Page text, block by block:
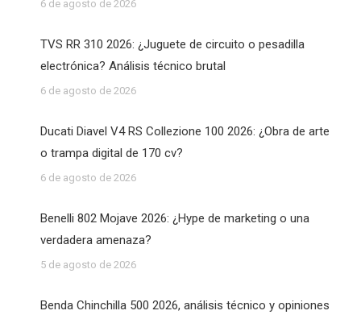
6 de agosto de 2026
TVS RR 310 2026: ¿Juguete de circuito o pesadilla
electrónica? Análisis técnico brutal
6 de agosto de 2026
Ducati Diavel V4 RS Collezione 100 2026: ¿Obra de arte
o trampa digital de 170 cv?
6 de agosto de 2026
Benelli 802 Mojave 2026: ¿Hype de marketing o una
verdadera amenaza?
5 de agosto de 2026
Benda Chinchilla 500 2026, análisis técnico y opiniones